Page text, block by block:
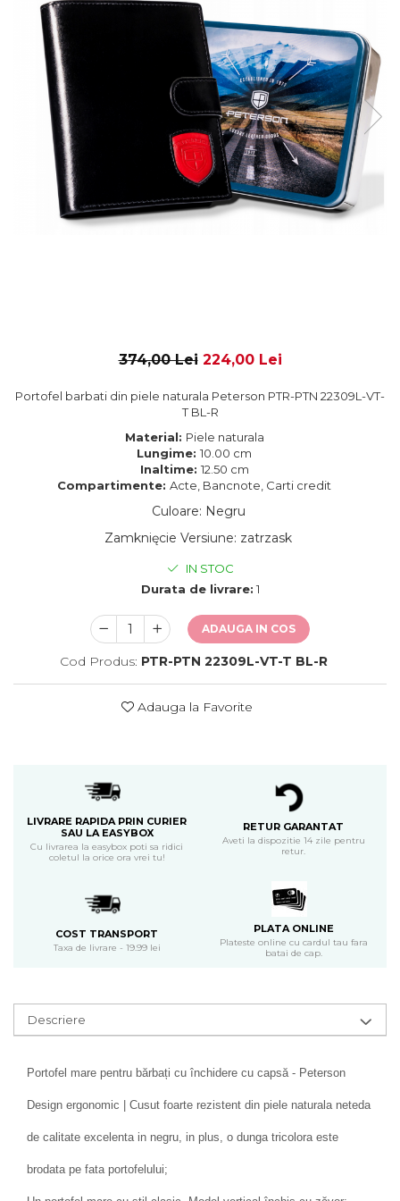
374,00 Lei 224,00 Lei
Portofel barbati din piele naturala Peterson PTR-PTN 22309L-VT-
T BL-R
Material: Piele naturala
Lungime: 10.00 cm
Inaltime: 12.50 cm
Compartimente: Acte, Bancnote, Carti credit
Culoare: Negru
Zamknięcie Versiune: zatrzask
IN STOC
Durata de livrare: 1
ADAUGA IN COS
Cod Produs: PTR-PTN 22309L-VT-T BL-R
Adauga la Favorite
LIVRARE RAPIDA PRIN CURIER
SAU LA EASYBOX
Cu livrarea la easybox poti sa ridici
coletul la orice ora vrei tu!
RETUR GARANTAT
Aveti la dispozitie 14 zile pentru
retur.
COST TRANSPORT
Taxa de livrare - 19.99 lei
PLATA ONLINE
Plateste online cu cardul tau fara
batai de cap.
Descriere
Portofel mare pentru bărbați cu închidere cu capsă - Peterson
Design ergonomic | Cusut foarte rezistent din piele naturala neteda
de calitate excelenta in negru, in plus, o dunga tricolora este
brodata pe fata portofelului;